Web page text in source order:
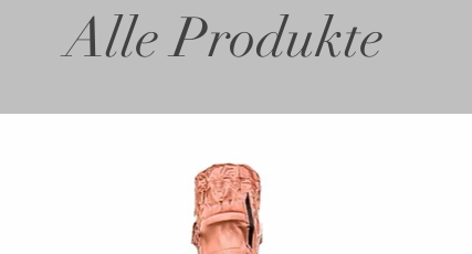
Alle Produkte